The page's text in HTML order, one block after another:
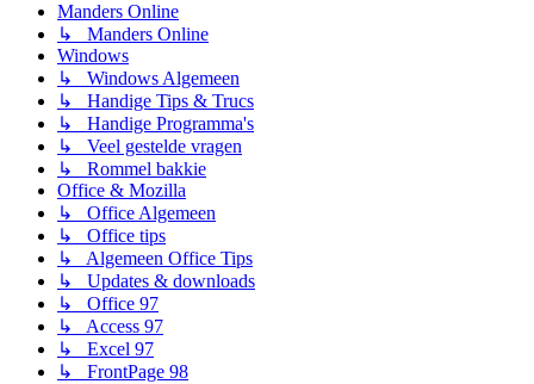
Manders Online
↳ Manders Online
Windows
↳ Windows Algemeen
↳ Handige Tips & Trucs
↳ Handige Programma's
↳ Veel gestelde vragen
↳ Rommel bakkie
Office & Mozilla
↳ Office Algemeen
↳ Office tips
↳ Algemeen Office Tips
↳ Updates & downloads
↳ Office 97
↳ Access 97
↳ Excel 97
↳ FrontPage 98